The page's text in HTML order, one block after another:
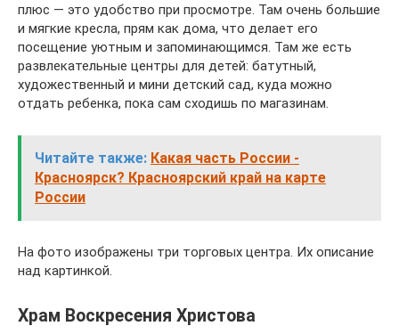
плюс — это удобство при просмотре. Там очень большие
и мягкие кресла, прям как дома, что делает его
посещение уютным и запоминающимся. Там же есть
развлекательные центры для детей: батутный,
художественный и мини детский сад, куда можно
отдать ребенка, пока сам сходишь по магазинам.
Читайте также: Какая часть России -
Красноярск? Красноярский край на карте
России
На фото изображены три торговых центра. Их описание
над картинкой.
Храм Воскресения Христова